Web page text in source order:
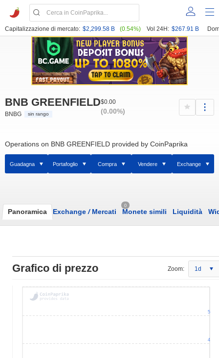
Capitalizzazione di mercato: $2,299.58 B (0.54%) Vol 24H: $267.91 B
BNB GREENFIELD
BNBG sin rango
$0.00
(0.00%)
Operations on BNB GREENFIELD provided by CoinPaprika
Guadagna Portafoglio Compra Vendere Exchange
Panoramica Exchange /Mercati
0
Monete simili Liquidità
Grafico di prezzo Zoom: 1d
4
5